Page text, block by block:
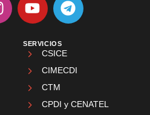
SERVICIOS
CSICE
CIMECDI
CTM
CPDI y CENATEL